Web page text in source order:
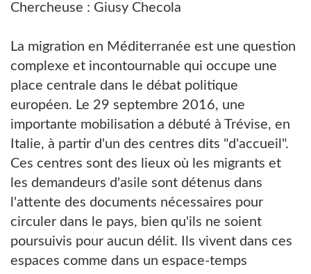
Chercheuse : Giusy Checola
La migration en Méditerranée est une question
complexe et incontournable qui occupe une
place centrale dans le débat politique
européen. Le 29 septembre 2016, une
importante mobilisation a débuté à Trévise, en
Italie, à partir d'un des centres dits "d'accueil".
Ces centres sont des lieux où les migrants et
les demandeurs d'asile sont détenus dans
l'attente des documents nécessaires pour
circuler dans le pays, bien qu'ils ne soient
poursuivis pour aucun délit. Ils vivent dans ces
espaces comme dans un espace-temps